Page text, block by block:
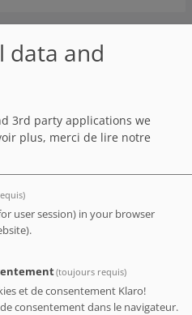
décevant. 160 euros pour
pas de sèche-cheveux, ou
de l'eau, et les clients qui
je m'attendais à un
ce prix-là.
Date de séjour nov 2022
)
data and
3rd party applications we
plus, merci de lire notre
user session) in your browser
(toujours requis)
et de consentement Klaro!
consentement dans le navigateur.